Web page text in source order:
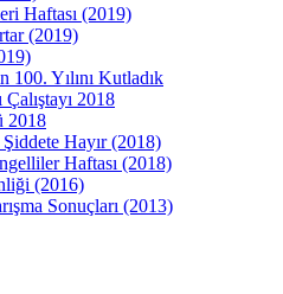
Haftası (2019)
(2019)
100. Yılını Kutladık
2018
2018
Şiddete Hayır (2018)
Haftası (2018)
(2016)
Sonuçları (2013)